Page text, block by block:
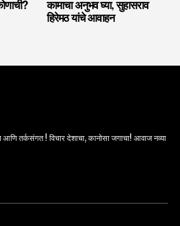
कामाचा अनुभव घ्या, सुहासराव
हिरेमठ यांचे आवाहन
आणि तर्कसंगत ! विचार देशाचा, कानोसा जगाचा! आवाज नव्या